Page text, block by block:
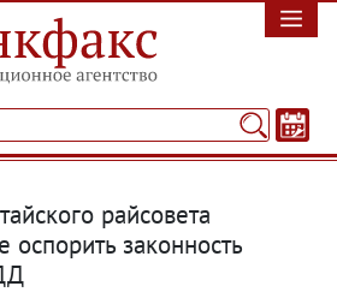
райсовета
оспорить законность